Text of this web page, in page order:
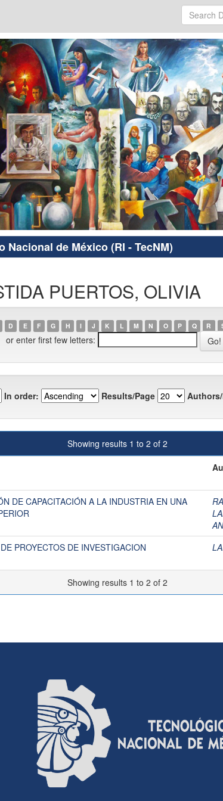
de México (RI - TecNM)
PUERTOS, OLIVIA
D E F G H I J K L M N O P Q R
or enter first few letters:
In order: Results/Page
Showing results 1 to 2 of 2
DE CAPACITACIÓN A LA INDUSTRIA EN UNA
PROYECTOS DE INVESTIGACION
Showing results 1 to 2 of 2